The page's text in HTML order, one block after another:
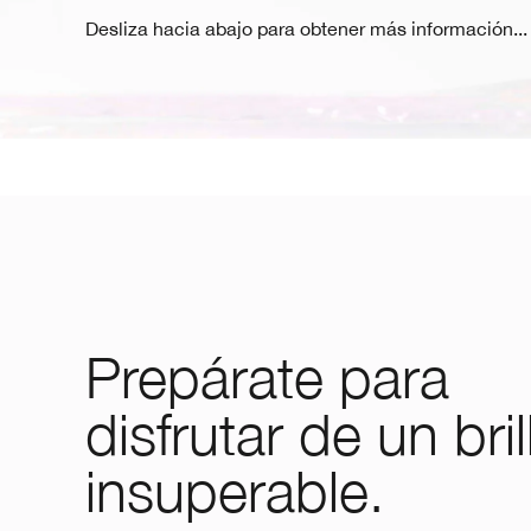
Desliza hacia abajo para obtener más información...
Prepárate para
disfrutar de un
insuperable.